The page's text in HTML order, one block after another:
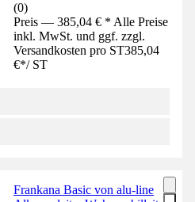
(0)
Preis — 385,04 € * Alle Preise
inkl. MwSt. und ggf. zzgl.
Versandkosten pro ST385,04
€*/ ST
Frankana Basic von alu-line